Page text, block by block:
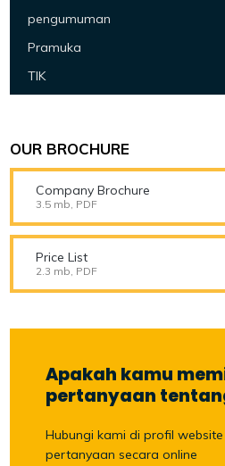
pengumuman
Pramuka
TIK
OUR BROCHURE
Company Brochure
3.5 mb, PDF
Price List
2.3 mb, PDF
Apakah kamu
pertanyaan
Hubungi kami di profil
pertanyaan secara online